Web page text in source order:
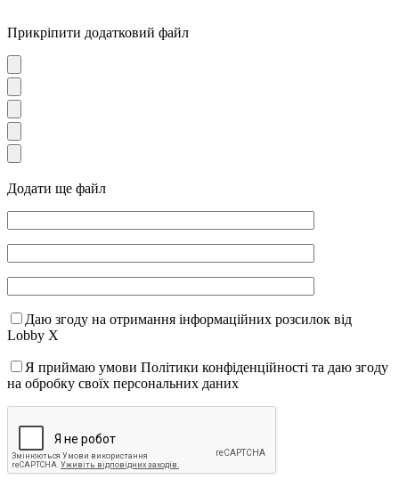
Прикріпити додатковий файл
Додати ще файл
Даю згоду на отримання інформаційних розсилок від
Lobby X
Я приймаю умови Політики конфіденційності та даю згоду
на обробку своїх персональних даних